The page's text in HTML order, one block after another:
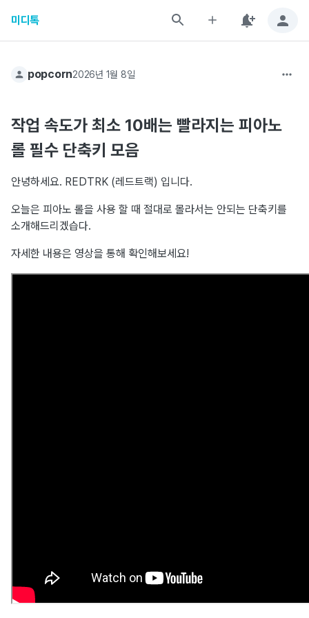
미디톡
popcorn2026년 1월 8일
작업 속도가 최소 10배는 빨라지는 피아노
롤 필수 단축키 모음
안녕하세요. REDTRK (레드트랙) 입니다.
오늘은 피아노 롤을 사용 할 때 절대로 몰라서는 안되는 단축키를
소개해드리겠습다.
자세한 내용은 영상을 통해 확인해보세요!